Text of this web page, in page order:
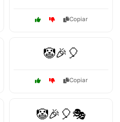
Copiar
🤡🎉🎈
Copiar
🤡🎉🎈🎭